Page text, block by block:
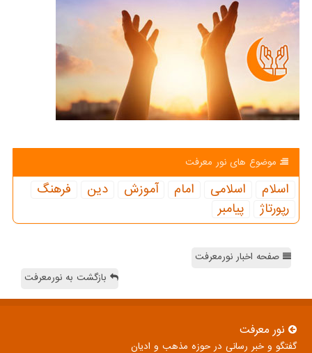
موضوع های نور معرفت
اسلام اسلامی امام آموزش دین
فرهنگ
رپورتاژ
پیامبر
صفحه اخبار نورمعرفت
بازگشت به نورمعرفت
نور معرفت
گفتگو و خبر رسانی در حوزه مذهب و ادیان